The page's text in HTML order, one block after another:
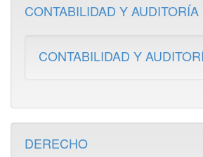
CONTABILIDAD Y AUDITORÍA
CONTABILIDAD Y
DERECHO